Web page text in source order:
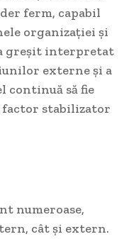
ferm, capabil
organizației și
greșit interpretat
externe și a
continuă să fie
factor stabilizator
numeroase,
cât și extern.